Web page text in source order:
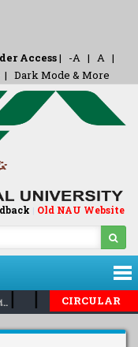
Access| -A | A |
| Dark Mode & More
| Old NAU Website
| | InvitingCIRCULAR